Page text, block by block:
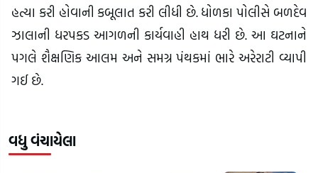
હત્યા કરી હોવાની કબૂલાત કરી લીધી છે. ધોળકા પોલીસે બળદેવ
ઝાલાની ધરપકડ આગળની કાર્યવાહી હાથ ધરી છે. આ ઘટનાને
પગલે શૈક્ષણિક આલમ અને સમગ્ર પંથકમાં ભારે અરેરાટી વ્યાપી
ગઈ છે.
વધુ વંચાયેલા